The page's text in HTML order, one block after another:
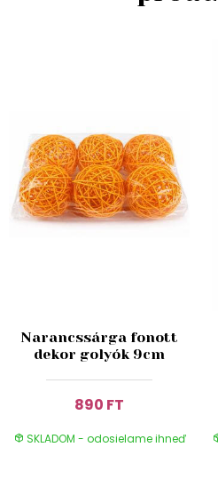
Narancssárga fonott
dekor golyók 9cm
890 FT
SKLADOM - odosielame ihneď